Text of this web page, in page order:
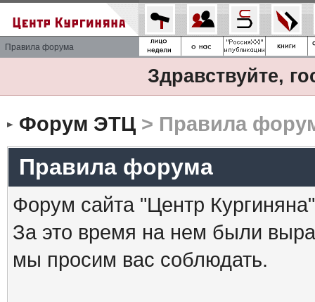
Правила форума
Здравствуйте,
Форум ЭТЦ> Правила
Правила форума
Форум сайта "Центр
За это время на нем были
мы просим вас соблюдать.